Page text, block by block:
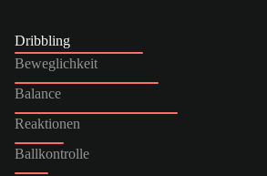
Dribbling
Beweglichkeit
Balance
Reaktionen
Ballkontrolle